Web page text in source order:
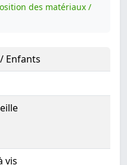
des matériaux /
Enfants
vis